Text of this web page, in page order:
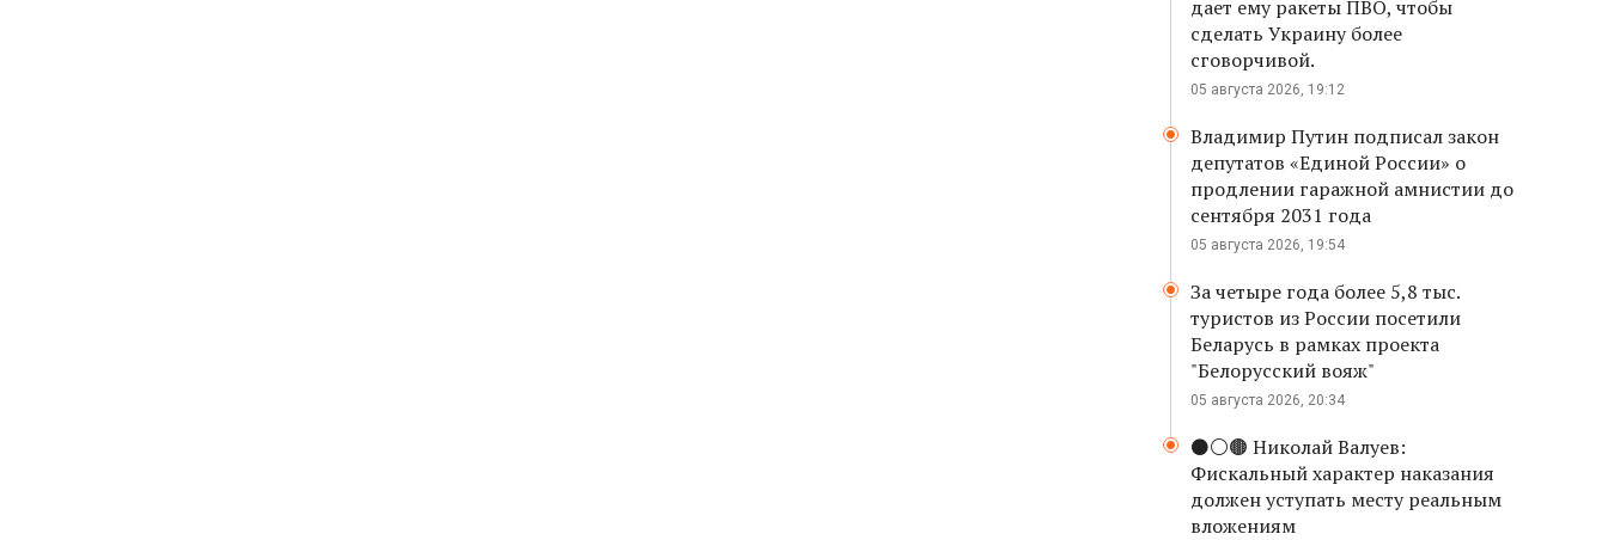
дает ему ракеты ПВО, чтобы
сделать Украину более
сговорчивой.
05 августа 2026, 19:12
Владимир Путин подписал закон
депутатов «Единой России» о
продлении гаражной амнистии до
сентября 2031 года
05 августа 2026, 19:54
За четыре года более 5,8 тыс.
туристов из России посетили
Беларусь в рамках проекта
"Белорусский вояж"
05 августа 2026, 20:34
⚫️⚪️🟤 Николай Валуев:
Фискальный характер наказания
должен уступать месту реальным
вложениям